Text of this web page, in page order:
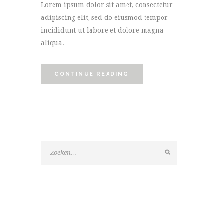
Lorem ipsum dolor sit amet, consectetur
adipiscing elit, sed do eiusmod tempor
incididunt ut labore et dolore magna
aliqua.
CONTINUE READING